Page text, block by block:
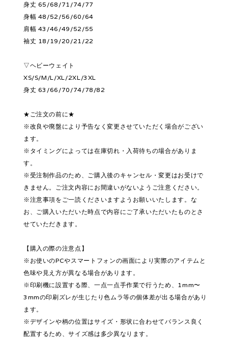
身丈 65/68/71/74/77
身幅 48/52/56/60/64
肩幅 43/46/49/52/55
袖丈 18/19/20/21/22
▽ヘビーウェイト
XS/S/M/L/XL/2XL/3XL
身丈 63/66/70/74/78/82
★ご注文の前に★
※改良や廃盤により予告なく変更させていただく場合がござい
ます。
※タイミングによっては在庫切れ・入荷待ちの場合がありま
す。
※受注制作品のため、ご購入後のキャンセル・変更はお受けで
きません。ご注文内容にお間違いがないようご注意ください。
※注意事項をご一読くださいますようお願いいたします。な
お、ご購入いただいた時点で内容にご了承いただいたものとさ
せていただきます。
【購入の際の注意点】
※お使いのPCやスマートフォンの画面により実際のアイテムと
色味や見え方が異なる場合があります。
※印刷機に設置する際、一点一点手作業で行うため、1mm〜
3mmの印刷ズレが生じたり色ムラ等の個体差が出る場合があり
ます。
※デザインや柄の位置はサイズ・形状に合わせてバランス良く
配置するため、サイズ感は多少異なります。